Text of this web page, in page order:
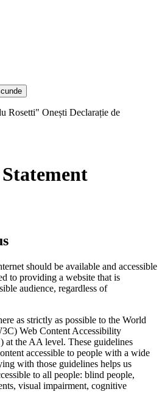
Rosetti" Onești Declarație de
should be available and accessible
to providing a website that is
audience, regardless of
as strictly as possible to the World
Web Content Accessibility
the AA level. These guidelines
accessible to people with a wide
with those guidelines helps us
to all people: blind people,
visual impairment, cognitive